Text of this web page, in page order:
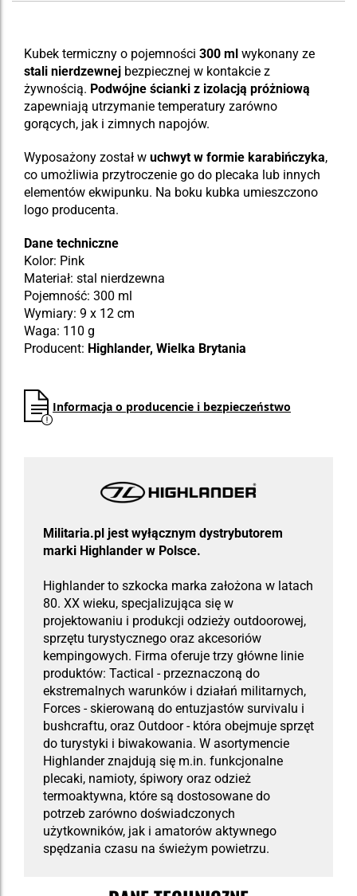
Kubek termiczny o pojemności 300 ml wykonany ze
stali nierdzewnej bezpiecznej w kontakcie z
żywnością. Podwójne ścianki z izolacją próżniową
zapewniają utrzymanie temperatury zarówno
gorących, jak i zimnych napojów.
Wyposażony został w uchwyt w formie karabińczyka,
co umożliwia przytroczenie go do plecaka lub innych
elementów ekwipunku. Na boku kubka umieszczono
logo producenta.
Dane techniczne
Kolor: Pink
Materiał: stal nierdzewna
Pojemność: 300 ml
Wymiary: 9 x 12 cm
Waga: 110 g
Producent: Highlander, Wielka Brytania
Informacja o producencie i bezpieczeństwo
Militaria.pl jest wyłącznym dystrybutorem
marki Highlander w Polsce.
Highlander to szkocka marka założona w latach
80. XX wieku, specjalizująca się w
projektowaniu i produkcji odzieży outdoorowej,
sprzętu turystycznego oraz akcesoriów
kempingowych. Firma oferuje trzy główne linie
produktów: Tactical - przeznaczoną do
ekstremalnych warunków i działań militarnych,
Forces - skierowaną do entuzjastów survivalu i
bushcraftu, oraz Outdoor - która obejmuje sprzęt
do turystyki i biwakowania. W asortymencie
Highlander znajdują się m.in. funkcjonalne
plecaki, namioty, śpiwory oraz odzież
termoaktywna, które są dostosowane do
potrzeb zarówno doświadczonych
użytkowników, jak i amatorów aktywnego
spędzania czasu na świeżym powietrzu.